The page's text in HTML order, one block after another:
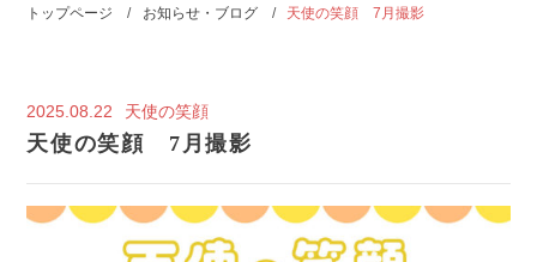
トップページ お知らせ・ブログ 天使の笑顔 7月撮影
2025.08.22 天使の笑顔
天使の笑顔 7月撮影